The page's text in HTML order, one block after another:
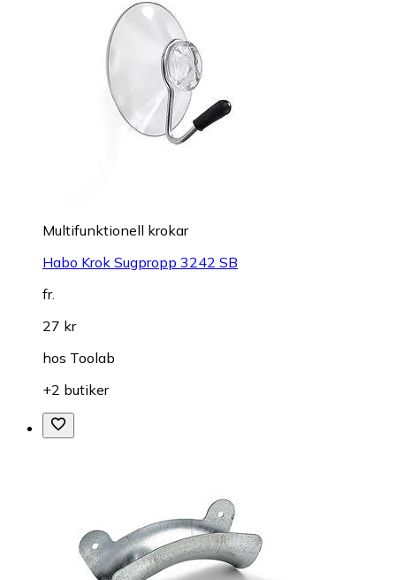
Multifunktionell krokar
Habo Krok Sugpropp 3242 SB
fr.
27 kr
hos Toolab
+2 butiker